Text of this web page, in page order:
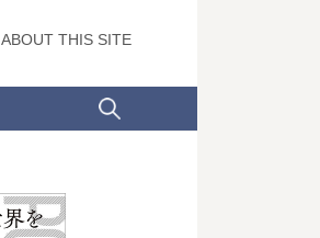
ABOUT THIS SITE
検